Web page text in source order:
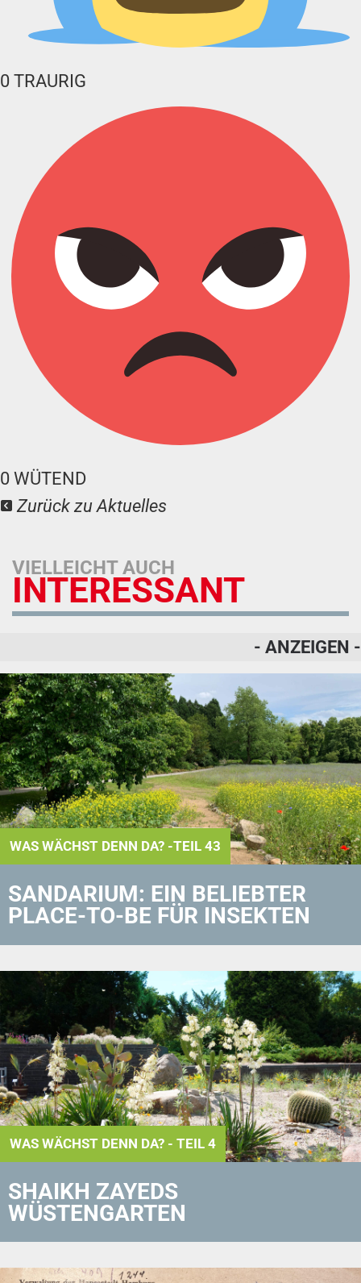
0 TRAURIG
0 WÜTEND
Zurück zu Aktuelles
VIELLEICHT AUCH
INTERESSANT
- ANZEIGEN -
WAS WÄCHST DENN DA? -TEIL 43
SANDARIUM: EIN BELIEBTER
PLACE-TO-BE FÜR INSEKTEN
WAS WÄCHST DENN DA? - TEIL 4
SHAIKH ZAYEDS
WÜSTENGARTEN